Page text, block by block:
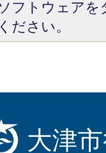
フトウェア
ださい。
大津